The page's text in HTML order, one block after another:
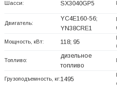
Шасси: SX3040GP5
Двигатель:
YC4E160-56;
YN38CRE1
Мощность, кВт: 118; 95
Топливо:
дизельное
топливо
Грузоподъемность, кг:1495